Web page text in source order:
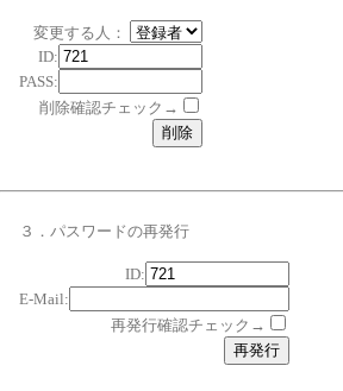
変更する人：
ID:
PASS:
削除確認チェック→
３．パスワードの再発行
ID:
E-Mail:
再発行確認チェック→